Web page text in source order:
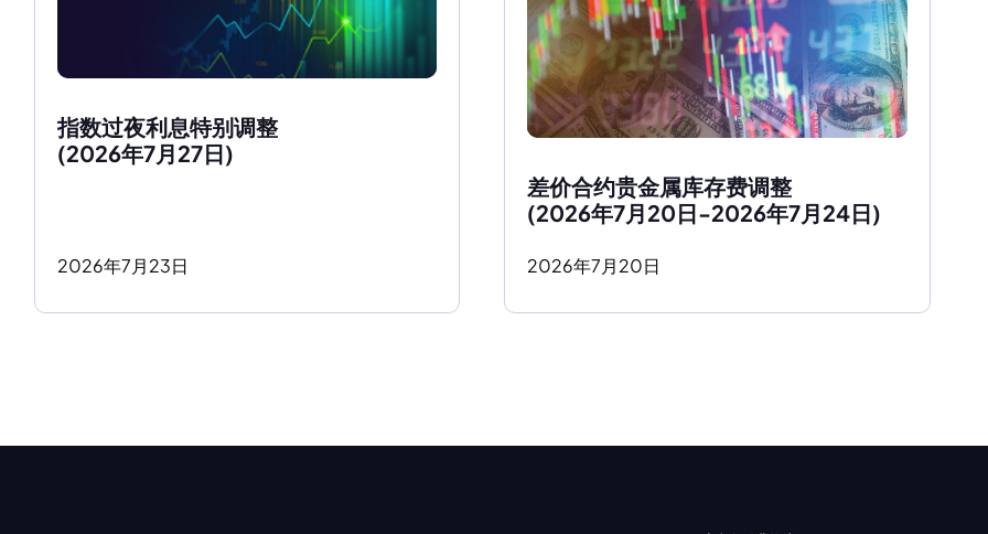
指数过夜利息特别调整
(2026年7月27日)
2026年7月23日
差价合约贵金属库存费调整
(2026年7月20日-2026年7月24日)
2026年7月20日